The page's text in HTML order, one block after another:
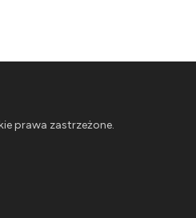
prawa zastrzeżone.